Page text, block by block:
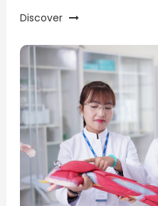
Discover